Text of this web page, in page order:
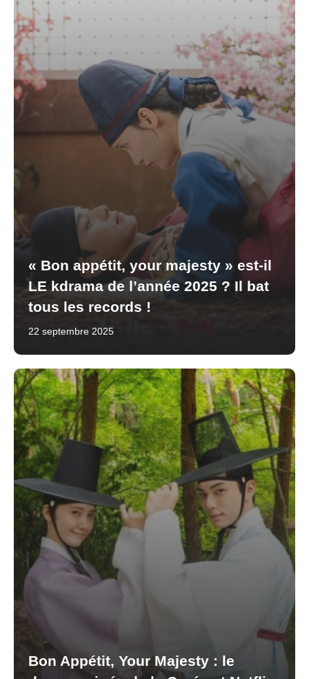
« Bon appétit, your majesty » est-il
LE kdrama de l’année 2025 ? Il bat
tous les records !
22 septembre 2025
Bon Appétit, Your Majesty : le